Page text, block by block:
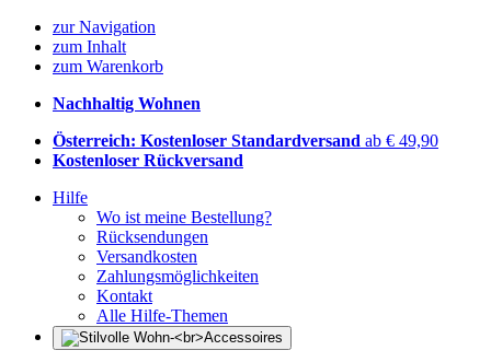
zur Navigation
zum Inhalt
zum Warenkorb
Nachhaltig Wohnen
Österreich: Kostenloser Standardversand ab € 49,90
Kostenloser Rückversand
Hilfe
Wo ist meine Bestellung?
Rücksendungen
Versandkosten
Zahlungsmöglichkeiten
Kontakt
Alle Hilfe-Themen